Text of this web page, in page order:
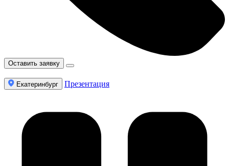
Оставить заявку
Екатеринбург Презентация